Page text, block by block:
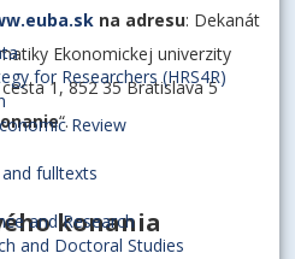
for Researchers (HRS4R)
Review
fulltexts
and Research
and Doctoral Studies
na adresu: Dekanát
Ekonomickej univerzity
1, 852 35 Bratislava 5
“.
konania